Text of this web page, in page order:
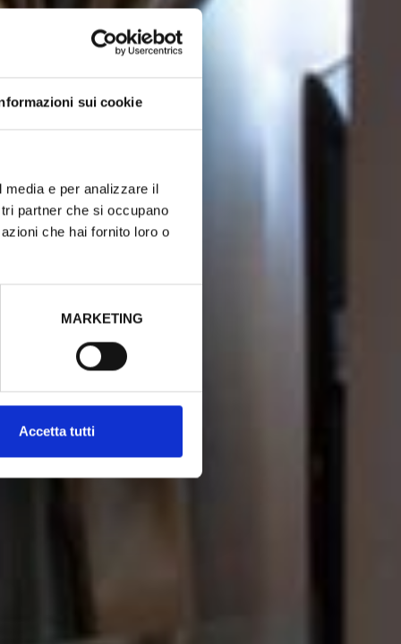
sui cookie
e per analizzare il
partner che si occupano
che hai fornito loro o
MARKETING
Accetta tutti